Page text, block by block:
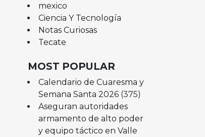
mexico
Ciencia Y Tecnología
Notas Curiosas
Tecate
MOST POPULAR
Calendario de Cuaresma y
Semana Santa 2026 (375)
Aseguran autoridades
armamento de alto poder
y equipo táctico en Valle